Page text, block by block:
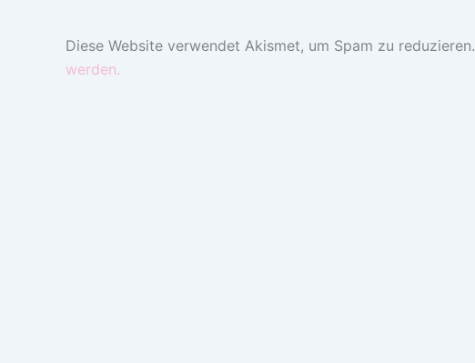
Diese Website verwendet Akismet, um Spam zu reduzieren.
werden.